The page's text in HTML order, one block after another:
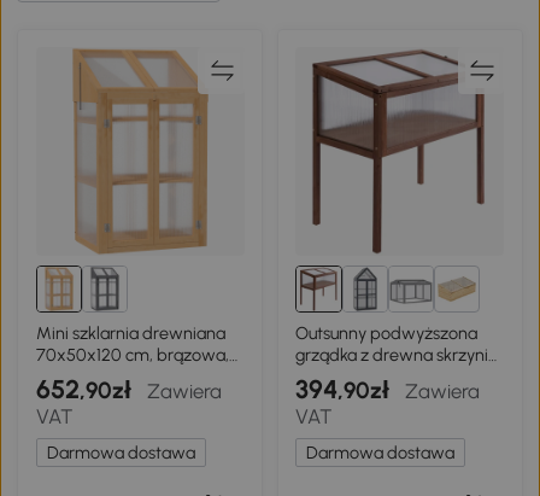
Mini szklarnia drewniana
70x50x120 cm, brązowa,
wczesne siewy
652,90zł
Zawiera
VAT
Darmowa dostawa
1+
Outsunny podwyższona
grządka z drewna skrzynia
inspektowa
394,90zł
Zawiera
VAT
Darmowa dostawa